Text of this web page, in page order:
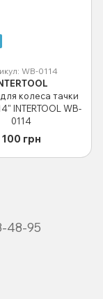
WB-0114
колеса тачки
INTERTOOL WB-
0114
100 грн
48-95